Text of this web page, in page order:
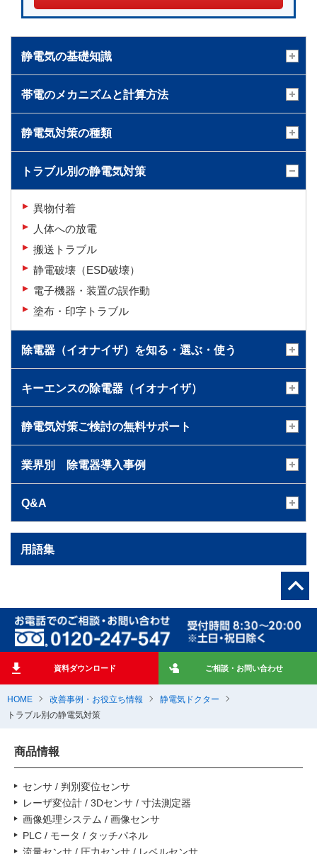
HOME 改善事例・お役立ち情報
静電気ドクター
トラブル別の静電気対策
静電気の基礎知識
帯電のメカニズムと計算方法
静電気対策の種類
トラブル別の静電気対策
異物付着
人体への放電
搬送トラブル
静電破壊（ESD破壊）
電子機器・装置の誤作動
塗布・印字トラブル
除電器（イオナイザ）を知る・選ぶ・使う
キーエンスの除電器（イオナイザ）
静電気対策ご検討の無料サポート
業界別 除電器導入事例
Q&A
用語集
資料ダウンロード ご相談・お問い合わせ
商品情報
センサ / 判別変位センサ
レーザ変位計 / 3Dセンサ / 寸法測定器
画像処理システム / 画像センサ
PLC / モータ / タッチパネル